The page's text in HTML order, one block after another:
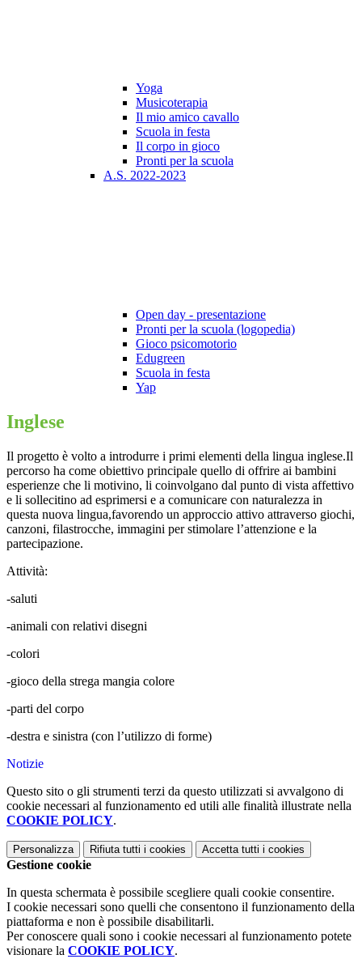
Yoga
Musicoterapia
Il mio amico cavallo
Scuola in festa
Il corpo in gioco
Pronti per la scuola
A.S. 2022-2023
Open day - presentazione
Pronti per la scuola (logopedia)
Gioco psicomotorio
Edugreen
Scuola in festa
Yap
Inglese
Il progetto è volto a introdurre i primi elementi della lingua inglese.Il
percorso ha come obiettivo principale quello di offrire ai bambini
esperienze che li motivino, li coinvolgano dal punto di vista affettivo
e li sollecitino ad esprimersi e a comunicare con naturalezza in
questa nuova lingua,favorendo un approccio attivo attraverso giochi,
canzoni, filastrocche, immagini per stimolare l’attenzione e la
partecipazione.
Attività:
-saluti
-animali con relativi disegni
-colori
-gioco della strega mangia colore
-parti del corpo
-destra e sinistra (con l’utilizzo di forme)
Notizie
Questo sito o gli strumenti terzi da questo utilizzati si avvalgono di
cookie necessari al funzionamento ed utili alle finalità illustrate nella
COOKIE POLICY.
Personalizza Rifiuta tutti i cookies Accetta tutti i cookies
Gestione cookie
In questa schermata è possibile scegliere quali cookie consentire.
I cookie necessari sono quelli che consentono il funzionamento della
piattaforma e non è possibile disabilitarli.
Per conoscere quali sono i cookie necessari al funzionamento potete
visionare la COOKIE POLICY.